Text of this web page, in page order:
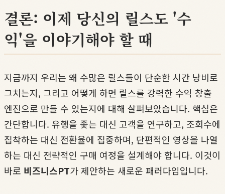
결론: 이제 당신의 릴스도 '수
익'을 이야기해야 할 때
지금까지 우리는 왜 수많은 릴스들이 단순한 시간 낭비로
그치는지, 그리고 어떻게 하면 릴스를 강력한 수익 창출
엔진으로 만들 수 있는지에 대해 살펴보았습니다. 핵심은
간단합니다. 유행을 좇는 대신 고객을 연구하고, 조회수에
집착하는 대신 전환율에 집중하며, 단편적인 영상을 나열
하는 대신 전략적인 구매 여정을 설계해야 합니다. 이것이
바로 비즈니스PT가 제안하는 새로운 패러다임입니다.